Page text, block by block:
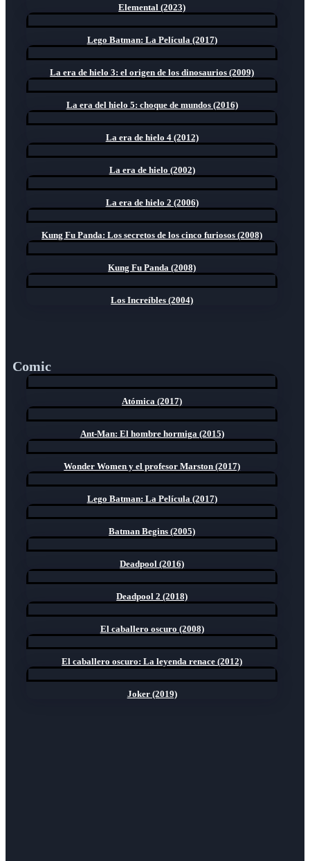
Elemental (2023)
Lego Batman: La Película (2017)
La era de hielo 3: el origen de los dinosaurios (2009)
La era del hielo 5: choque de mundos (2016)
La era de hielo 4 (2012)
La era de hielo (2002)
La era de hielo 2 (2006)
Kung Fu Panda: Los secretos de los cinco furiosos (2008)
Kung Fu Panda (2008)
Los Increíbles (2004)
Comic
Atómica (2017)
Ant-Man: El hombre hormiga (2015)
Wonder Women y el profesor Marston (2017)
Lego Batman: La Película (2017)
Batman Begins (2005)
Deadpool (2016)
Deadpool 2 (2018)
El caballero oscuro (2008)
El caballero oscuro: La leyenda renace (2012)
Joker (2019)